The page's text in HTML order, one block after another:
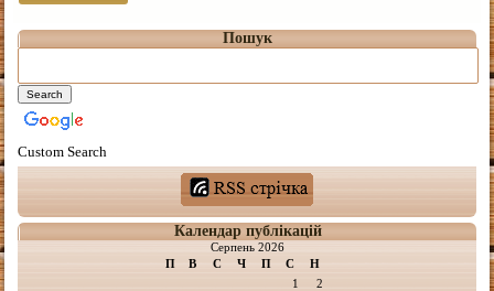
Пошук
Custom Search
Календар публікацій
Серпень 2026
П
В С Ч П С Н
1
2